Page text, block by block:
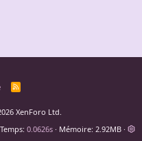
R
XenForo Ltd.
Temps 0.0626s Mémoire 2.92MB